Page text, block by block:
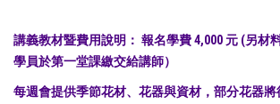
講義教材暨費用說明： 報名學費 4,000 元 (另材
學員於第一堂課繳交給講師）
每週會提供季節花材、花器與資材，部分花器將